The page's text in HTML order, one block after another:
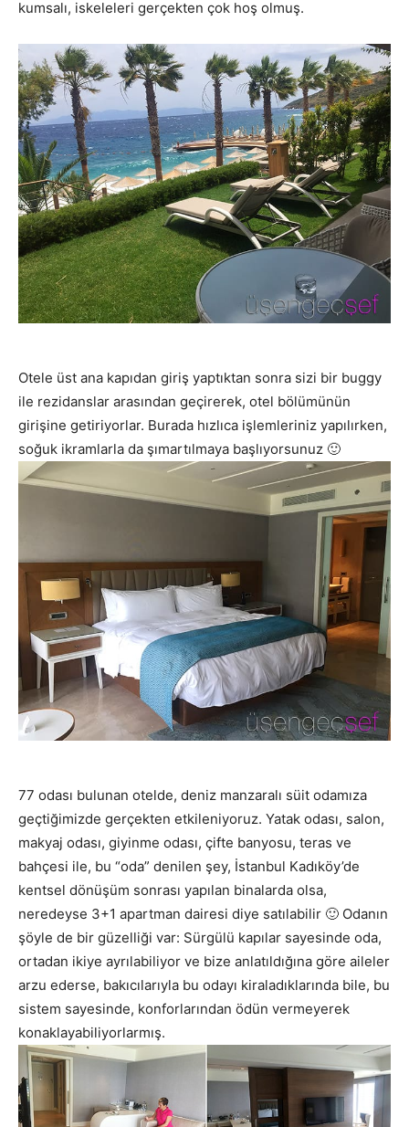
kumsalı, iskeleleri gerçekten çok hoş olmuş.
Otele üst ana kapıdan giriş yaptıktan sonra sizi bir buggy
ile rezidanslar arasından geçirerek, otel bölümünün
girişine getiriyorlar. Burada hızlıca işlemleriniz yapılırken,
soğuk ikramlarla da şımartılmaya başlıyorsunuz 🙂
77 odası bulunan otelde, deniz manzaralı süit odamıza
geçtiğimizde gerçekten etkileniyoruz. Yatak odası, salon,
makyaj odası, giyinme odası, çifte banyosu, teras ve
bahçesi ile, bu “oda” denilen şey, İstanbul Kadıköy’de
kentsel dönüşüm sonrası yapılan binalarda olsa,
neredeyse 3+1 apartman dairesi diye satılabilir 🙂 Odanın
şöyle de bir güzelliği var: Sürgülü kapılar sayesinde oda,
ortadan ikiye ayrılabiliyor ve bize anlatıldığına göre aileler
arzu ederse, bakıcılarıyla bu odayı kiraladıklarında bile, bu
sistem sayesinde, konforlarından ödün vermeyerek
konaklayabiliyorlarmış.